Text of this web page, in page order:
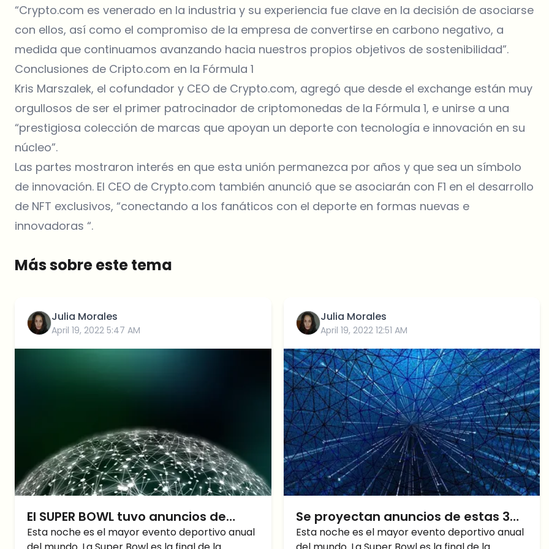
“Crypto.com es venerado en la industria y su experiencia fue clave en la decisión de asociarse
con ellos, así como el compromiso de la empresa de convertirse en carbono negativo, a
medida que continuamos avanzando hacia nuestros propios objetivos de sostenibilidad”.
Conclusiones de Cripto.com en la Fórmula 1
Kris Marszalek, el cofundador y CEO de Crypto.com, agregó que desde el exchange están muy
orgullosos de ser el primer patrocinador de criptomonedas de la Fórmula 1, e unirse a una
“prestigiosa colección de marcas que apoyan un deporte con tecnología e innovación en su
núcleo”.
Las partes mostraron interés en que esta unión permanezca por años y que sea un símbolo
de innovación. El CEO de Crypto.com también anunció que se asociarán con F1 en el desarrollo
de NFT exclusivos, “conectando a los fanáticos con el deporte en formas nuevas e
innovadoras “.
Más sobre este tema
Julia Morales
April 19, 2022 5:47 AM
El SUPER BOWL tuvo anuncios de
estas 3 Bolsas de Criptomonedas
Esta noche es el mayor evento deportivo anual
Julia Morales
April 19, 2022 12:51 AM
Se proyectan anuncios de estas 3
Bolsas de Criptomonedas durante
Esta noche es el mayor evento deportivo anual